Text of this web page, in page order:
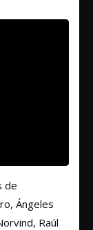
de
Ángeles
Raúl